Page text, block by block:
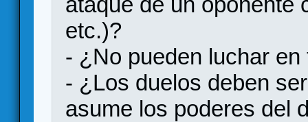
etc.)?
- ¿No pueden luchar
- ¿Los duelos deben
asume los poderes del